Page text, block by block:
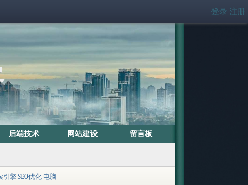
登录 注册
后端技术 网站建设 留言板
引擎 SEO优化 电脑